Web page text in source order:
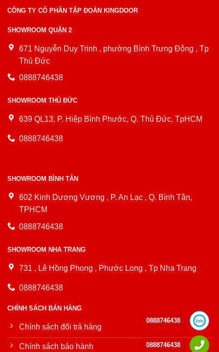
CÔNG TY CỔ PHẦN TẬP ĐOÀN KINGDOOR
SHOWROOM QUẬN 2
671 Nguyễn Duy Trinh , phường Bình Trưng Đông , Tp
Thủ Đức
0888746438
SHOWROOM THỦ ĐỨC
639 QL13, P. Hiệp Bình Phước, Q. Thủ Đức, TpHCM
0888746438
SHOWROOM BÌNH TÂN
602 Kinh Dương Vương , P. An Lạc , Q. Bình Tân,
TPHCM
0888746438
SHOWROOM NHA TRANG
731 , Lê Hồng Phong , Phước Long , Tp Nha Trang
0888746438
CHÍNH SÁCH BÁN HÀNG
Chính sách đổi trả hàng
Chính sách bảo hành
0888746438
0888746438